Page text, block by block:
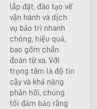
lắp đặt, đào tạo về
vận hành và dịch
vụ bảo trì nhanh
chóng, hiệu quả,
bao gồm chẩn
đoán từ xa. Với
trọng tâm là độ tin
cậy và khả năng
phản hồi, chúng
tôi đảm bảo rằng